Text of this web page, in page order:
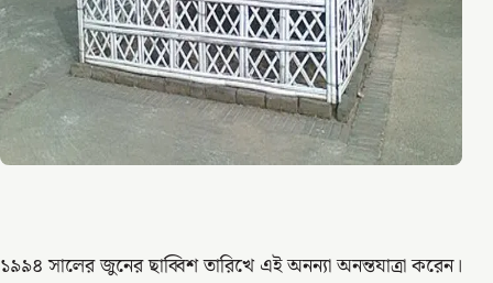
১৯৯৪ সালের জুনের ছাব্বিশ তারিখে এই অনন্যা অনন্তযাত্রা করেন।